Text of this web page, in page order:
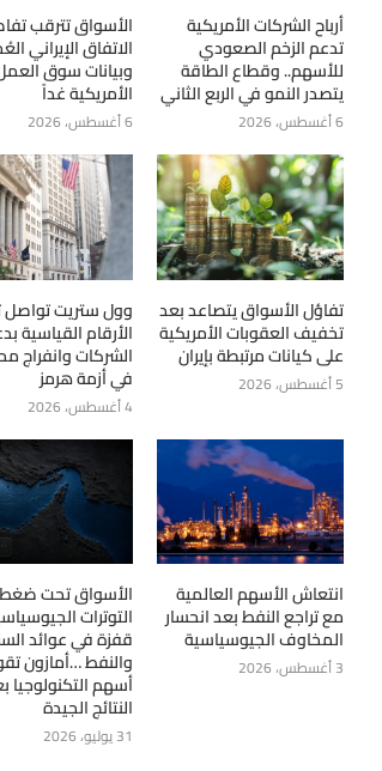
أرباح الشركات الأمريكية
تدعم الزخم الصعودي
للأسهم.. وقطاع الطاقة
يتصدر النمو في الربع الثاني
6 أغسطس، 2026
الأسواق تترقب
الاتفاق الإيراني
وبيانات سوق
الأمريكية غداً
6 أغسطس، 2026
تفاؤل الأسواق يتصاعد بعد
تخفيف العقوبات الأمريكية
على كيانات مرتبطة بإيران
5 أغسطس، 2026
وول ستريت
الأرقام القياسية
الشركات وانفراج
في أزمة هرمز
4 أغسطس، 2026
انتعاش الأسهم العالمية
مع تراجع النفط بعد انحسار
المخاوف الجيوسياسية
3 أغسطس، 2026
الأسواق تحت ضغط
التوترات
قفزة في عوائد
والنفط …أمازون
أسهم التكنولوجيا
النتائج الجيدة
31 يوليو، 2026